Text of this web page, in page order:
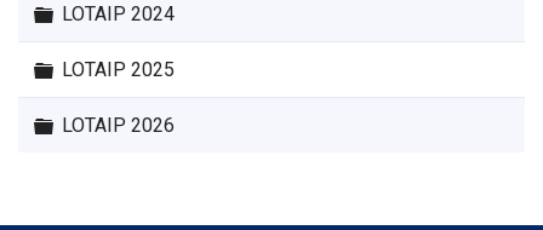
Carpeta
LOTAIP 2024
Carpeta
LOTAIP 2025
Carpeta
LOTAIP 2026